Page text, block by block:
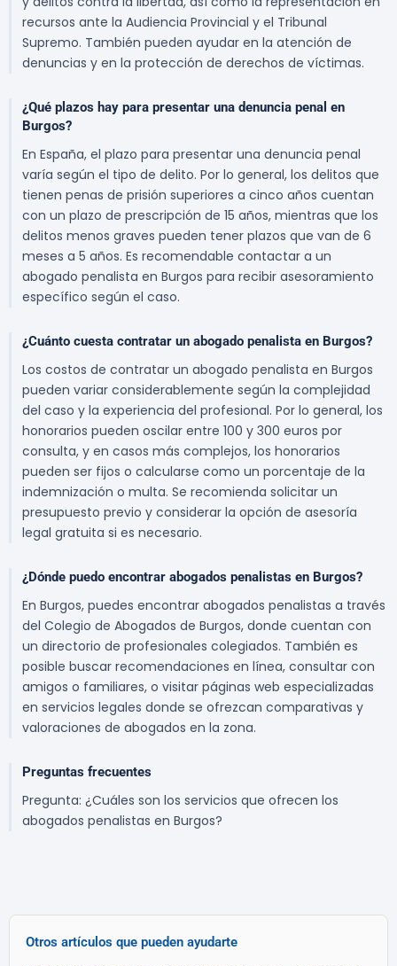
recursos ante la Audiencia Provincial y el Tribunal
Supremo. También pueden ayudar en la atención de
denuncias y en la protección de derechos de víctimas.
¿Qué plazos hay para presentar una denuncia penal en
Burgos?
En España, el plazo para presentar una denuncia penal
varía según el tipo de delito. Por lo general, los delitos que
tienen penas de prisión superiores a cinco años cuentan
con un plazo de prescripción de 15 años, mientras que los
delitos menos graves pueden tener plazos que van de 6
meses a 5 años. Es recomendable contactar a un
abogado penalista en Burgos para recibir asesoramiento
específico según el caso.
¿Cuánto cuesta contratar un abogado penalista en Burgos?
Los costos de contratar un abogado penalista en Burgos
pueden variar considerablemente según la complejidad
del caso y la experiencia del profesional. Por lo general, los
honorarios pueden oscilar entre 100 y 300 euros por
consulta, y en casos más complejos, los honorarios
pueden ser fijos o calcularse como un porcentaje de la
indemnización o multa. Se recomienda solicitar un
presupuesto previo y considerar la opción de asesoría
legal gratuita si es necesario.
¿Dónde puedo encontrar abogados penalistas en Burgos?
En Burgos, puedes encontrar abogados penalistas a través
del Colegio de Abogados de Burgos, donde cuentan con
un directorio de profesionales colegiados. También es
posible buscar recomendaciones en línea, consultar con
amigos o familiares, o visitar páginas web especializadas
en servicios legales donde se ofrezcan comparativas y
valoraciones de abogados en la zona.
Preguntas frecuentes
Pregunta: ¿Cuáles son los servicios que ofrecen los
abogados penalistas en Burgos?
Otros artículos que pueden ayudarte